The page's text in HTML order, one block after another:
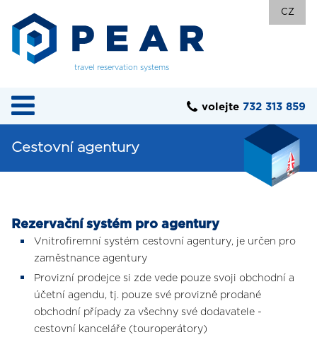
travel reservation systems
CZ
volejte 732 313 859
Cestovní agentury
Rezervační systém pro agentury
Vnitrofiremní systém cestovní agentury, je určen pro
zaměstnance agentury
Provizní prodejce si zde vede pouze svoji obchodní a
účetní agendu, tj. pouze své provizně prodané
obchodní případy za všechny své dodavatele -
cestovní kanceláře (touroperátory)